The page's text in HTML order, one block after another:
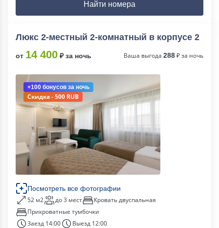
Найти номера
Люкс 2-местный 2-комнатный в корпусе 2
от 14 400 ₽ за ночь Ваша выгода 288₽ за ночь
+100 бонусов за ночь
Скидка - 500 RUB
Посмотреть все фотографии
52 м2 до 3 мест
Кровать двуспальная
Прикроватные тумбочки
Заезд 14:00
Выезд 12:00